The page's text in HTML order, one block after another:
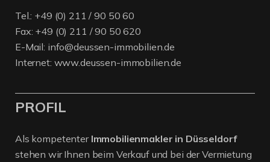
Tel.: +49 (0) 211 / 90 50 60
Fax: +49 (0) 211 / 90 50 620
E-Mail: info@deussen-immobilien.de
Internet: www.deussen-immobilien.de
PROFIL
Als kompetenter Immobilienmakler in Düsseldorf
stehen wir Ihnen beim Verkauf und bei der Vermietung